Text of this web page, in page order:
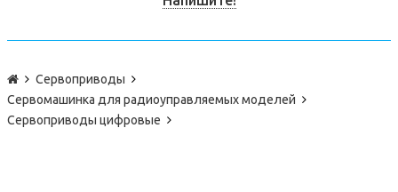
Сервоприводы
Сервомашинка для радиоуправляемых моделей
Сервоприводы цифровые